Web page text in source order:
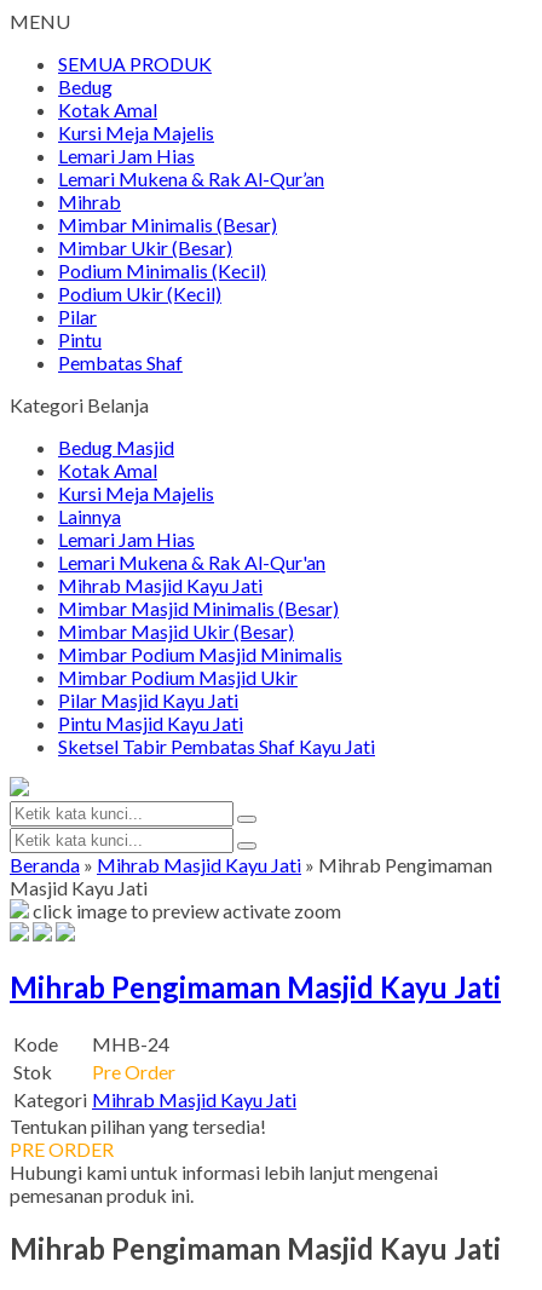
MENU
SEMUA PRODUK
Bedug
Kotak Amal
Kursi Meja Majelis
Lemari Jam Hias
Lemari Mukena & Rak Al-Qur’an
Mihrab
Mimbar Minimalis (Besar)
Mimbar Ukir (Besar)
Podium Minimalis (Kecil)
Podium Ukir (Kecil)
Pilar
Pintu
Pembatas Shaf
Kategori Belanja
Bedug Masjid
Kotak Amal
Kursi Meja Majelis
Lainnya
Lemari Jam Hias
Lemari Mukena & Rak Al-Qur'an
Mihrab Masjid Kayu Jati
Mimbar Masjid Minimalis (Besar)
Mimbar Masjid Ukir (Besar)
Mimbar Podium Masjid Minimalis
Mimbar Podium Masjid Ukir
Pilar Masjid Kayu Jati
Pintu Masjid Kayu Jati
Sketsel Tabir Pembatas Shaf Kayu Jati
Beranda » Mihrab Masjid Kayu Jati » Mihrab Pengimaman
Masjid Kayu Jati
click image to previewactivate zoom
Mihrab Pengimaman Masjid Kayu Jati
Kode
MHB-24
Stok
Pre Order
Kategori Mihrab Masjid Kayu Jati
Tentukan pilihan yang tersedia!
PRE ORDER
Hubungi kami untuk informasi lebih lanjut mengenai
pemesanan produk ini.
Mihrab Pengimaman Masjid Kayu Jati